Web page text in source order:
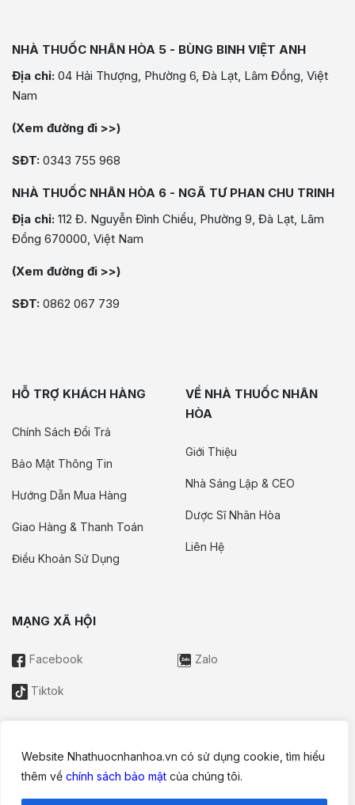
Website Nhathuocnhanhoa.vn có sử dụng cookie, tìm hiểu
thêm về chính sách bảo mật của chúng tôi.
NHÀ THUỐC NHÂN HÒA 5 - BÙNG BINH VIỆT ANH
Địa chỉ: 04 Hải Thượng, Phường 6, Đà Lạt, Lâm Đồng, Việt
Nam
(Xem đường đi >>)
SĐT: 0343 755 968
NHÀ THUỐC NHÂN HÒA 6 - NGÃ TƯ PHAN CHU TRINH
Địa chỉ: 112 Đ. Nguyễn Đình Chiểu, Phường 9, Đà Lạt, Lâm
Đồng 670000, Việt Nam
(Xem đường đi >>)
SĐT: 0862 067 739
HỖ TRỢ KHÁCH HÀNG
Chính Sách Đổi Trả
Bảo Mật Thông Tin
Hướng Dẫn Mua Hàng
Giao Hàng & Thanh Toán
Điều Khoản Sử Dụng
VỀ NHÀ THUỐC NHÂN
HÒA
Giới Thiệu
Nhà Sáng Lập & CEO
Dược Sĩ Nhân Hòa
Liên Hệ
MẠNG XÃ HỘI
Facebook Zalo
Tiktok
Thông tin trên website này chỉ mang tính chất nội bộ tham khảo;